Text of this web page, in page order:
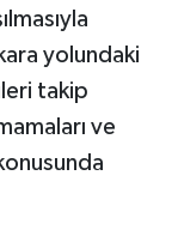
yolundaki
takip
ve